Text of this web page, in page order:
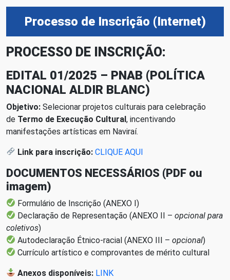
Processo de Inscrição (Internet)
PROCESSO DE INSCRIÇÃO:
EDITAL 01/2025 – PNAB (POLÍTICA
NACIONAL ALDIR BLANC)
Objetivo: Selecionar projetos culturais para celebração
de Termo de Execução Cultural, incentivando
manifestações artísticas em Naviraí.
Link para inscrição: CLIQUE AQUI
DOCUMENTOS NECESSÁRIOS (PDF ou
imagem)
Formulário de Inscrição (ANEXO I)
Declaração de Representação (ANEXO II –opcional para
coletivos)
Autodeclaração Étnico-racial (ANEXO III –opcional)
Currículo artístico e comprovantes de mérito cultural
Anexos disponíveis: LINK